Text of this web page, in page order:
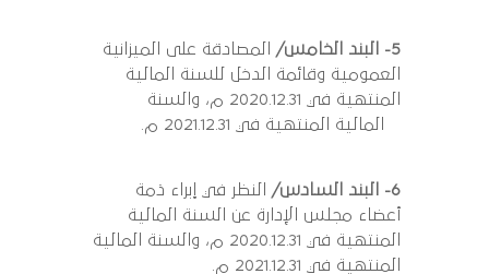
5- البند الخامس/
المصادقة على الميزانية
العمومية وقائمة الدخل للسنة المالية
المنتهية في 2020.12.31 م، والسنة
المالية المنتهية في 2021.12.31 م.
6- البند السادس/
النظر في إبراء ذمة
أعضاء مجلس الإدارة عن السنة المالية
المنتهية في 2020.12.31 م، والسنة المالية
المنتهية في 2021.12.31 م.